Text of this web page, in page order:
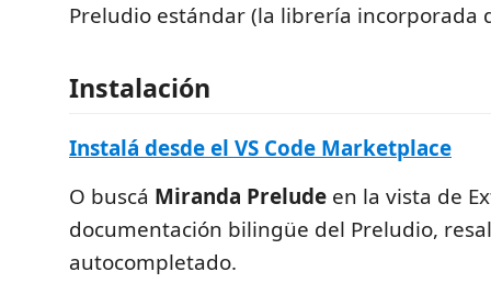
Preludio estándar (la librería incorporada
Instalación
Instalá desde el VS Code Marketplace
O buscá Miranda Prelude en la vista de
documentación bilingüe del Preludio,
autocompletado.